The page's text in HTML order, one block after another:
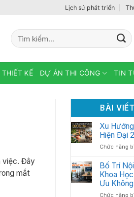
Lịch sử phát triển
Tìm
kiếm:
KẾ DỰ ÁN THI CÔNG TIN
việc. Đây
mắt
BÀI
Xu
Hiện Đại
Chức năng
Bố Trí
Khoa
Ưu
Chức năng